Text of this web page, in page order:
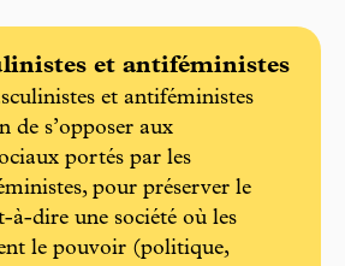
et antiféministes
et antiféministes
de s’opposer aux
portés par les
pour préserver le
à-dire une société où les
le pouvoir (politique,